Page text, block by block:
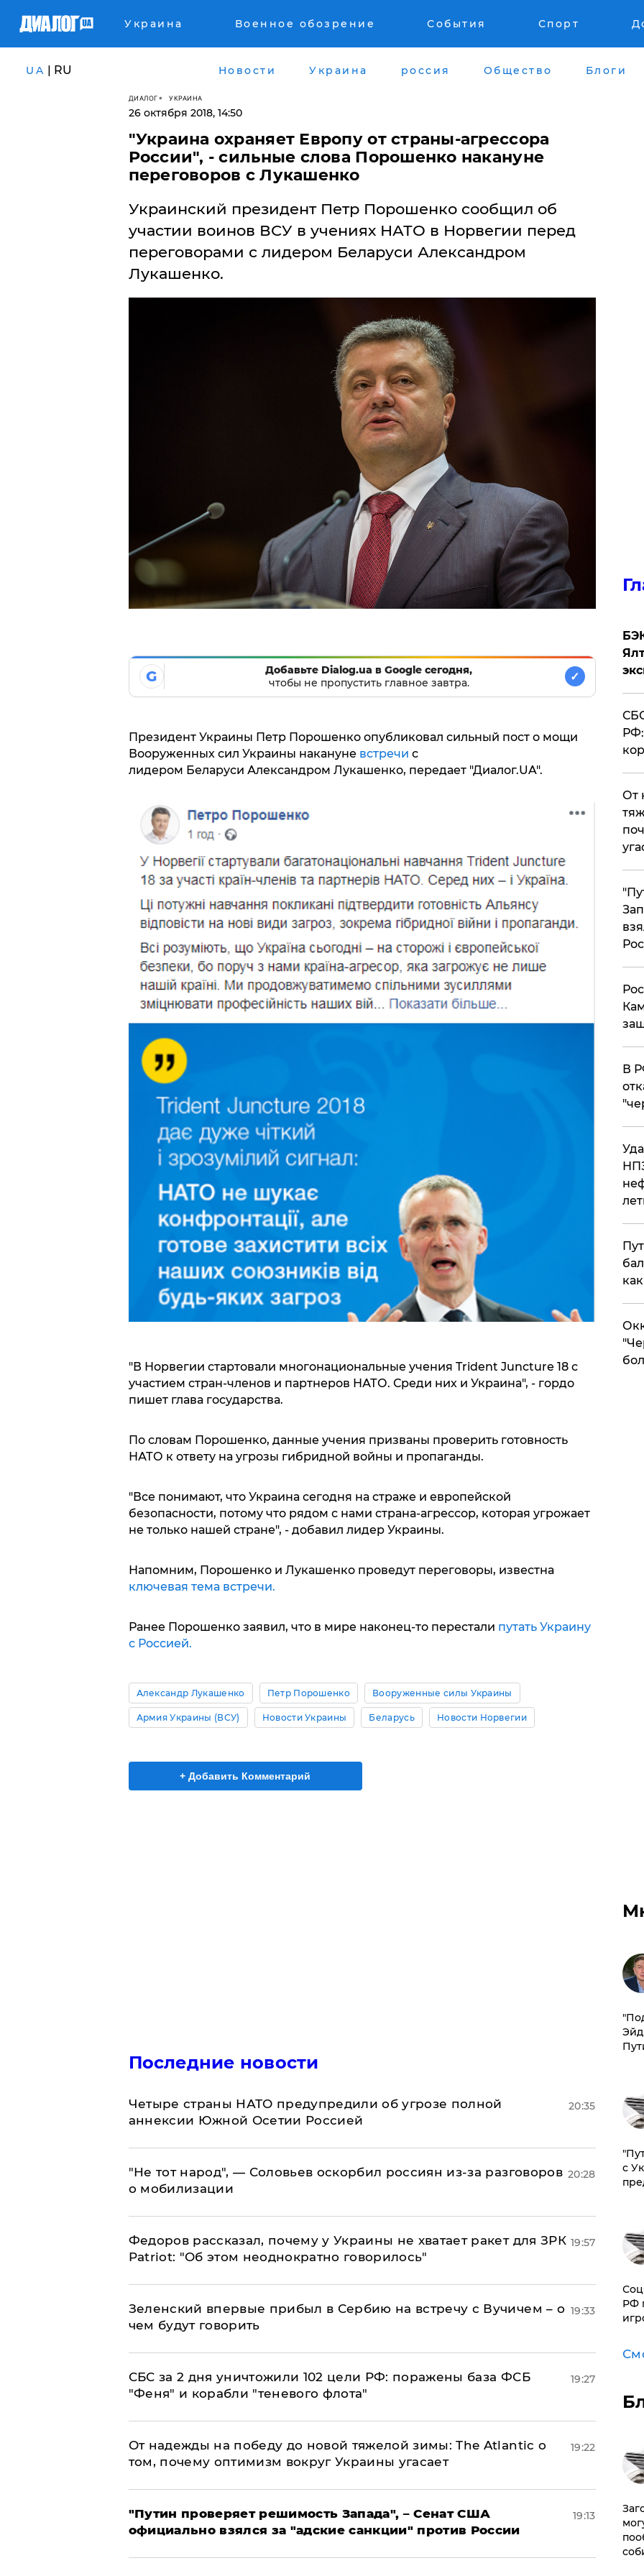
Украина Военное обозрение События Спорт
UA | RU Новости Украина россия Общество Блоги
ДИАЛОГ УКРАИНА
26 октября 2018, 14:50
"Украина охраняет Европу от страны-агрессора
России", - сильные слова Порошенко накануне
переговоров с Лукашенко
Украинский президент Петр Порошенко сообщил об
участии воинов ВСУ в учениях НАТО в Норвегии перед
переговорами с лидером Беларуси Александром
Лукашенко.
G
Добавьте Dialog.ua в Google сегодня,
чтобы не пропустить главное завтра.
✓
Президент Украины Петр Порошенко опубликовал сильный пост о мощи
Вооруженных сил Украины накануне встречи с
лидером Беларуси Александром Лукашенко, передает "Диалог.UA".
"В Норвегии стартовали многонациональные учения Trident Juncture 18 с
участием стран-членов и партнеров НАТО. Среди них и Украина", - гордо
пишет глава государства.
По словам Порошенко, данные учения призваны проверить готовность
НАТО к ответу на угрозы гибридной войны и пропаганды.
"Все понимают, что Украина сегодня на страже и европейской
безопасности, потому что рядом с нами страна-агрессор, которая угрожает
не только нашей стране", - добавил лидер Украины.
Напомним, Порошенко и Лукашенко проведут переговоры, известна
ключевая тема встречи.
Ранее Порошенко заявил, что в мире наконец-то перестали путать Украину
с Россией.
Александр Лукашенко Петр Порошенко Вооруженные силы Украины
Армия Украины (ВСУ) Новости Украины Беларусь Новости Норвегии
+ Добавить Комментарий
Последние новости
Четыре страны НАТО предупредили об угрозе полной
аннексии Южной Осетии Россией
20:35
​"Не тот народ", — Соловьев оскорбил россиян из-за разговоров
о мобилизации
20:28
Федоров рассказал, почему у Украины не хватает ракет для ЗРК
Patriot: "Об этом неоднократно говорилось"
19:57
Зеленский впервые прибыл в Сербию на встречу с Вучичем – о
чем будут говорить
19:33
СБС за 2 дня уничтожили 102 цели РФ: поражены база ФСБ
"Феня" и корабли "теневого флота"
19:27
От надежды на победу до новой тяжелой зимы: The Atlantic о
том, почему оптимизм вокруг Украины угасает
19:22
"Путин проверяет решимость Запада", – Сенат США
официально взялся за "адские санкции" против России
19:13
От
​В
с
РФ